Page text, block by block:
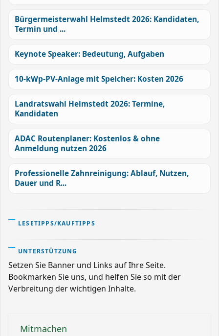
Bürgermeisterwahl Helmstedt 2026: Kandidaten,
Termin und ...
Keynote Speaker: Bedeutung, Aufgaben
10-kWp-PV-Anlage mit Speicher: Kosten 2026
Landratswahl Helmstedt 2026: Termine,
Kandidaten
ADAC Routenplaner: Kostenlos & ohne
Anmeldung nutzen 2026
Professionelle Zahnreinigung: Ablauf, Nutzen,
Dauer und R...
LESETIPPS/KAUFTIPPS
UNTERSTÜTZUNG
Setzen Sie Banner und Links auf Ihre Seite.
Bookmarken Sie uns, und helfen Sie so mit der
Verbreitung der wichtigen Inhalte.
Mitmachen